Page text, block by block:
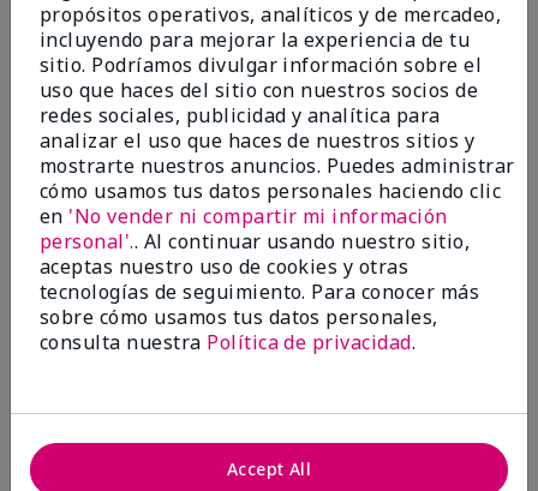
¿Le ha resultado útil esta
opinión?
22 1
Marcar esta opinión
5
Awesome
EnviadoHace 10 meses
porJudy
Comprador verificado
Evaluado en
propósitos operativos, analíticos y de mercadeo,
incluyendo para mejorar la experiencia de tu
sitio. Podríamos divulgar información sobre el
uso que haces del sitio con nuestros socios de
redes sociales, publicidad y analítica para
analizar el uso que haces de nuestros sitios y
mostrarte nuestros anuncios. Puedes administrar
cómo usamos tus datos personales haciendo clic
en 'No vender ni compartir mi información
personal'.. Al continuar usando nuestro sitio,
aceptas nuestro uso de cookies y otras
tecnologías de seguimiento. Para conocer más
sobre cómo usamos tus datos personales,
consulta nuestra Política de privacidad.
Accept All